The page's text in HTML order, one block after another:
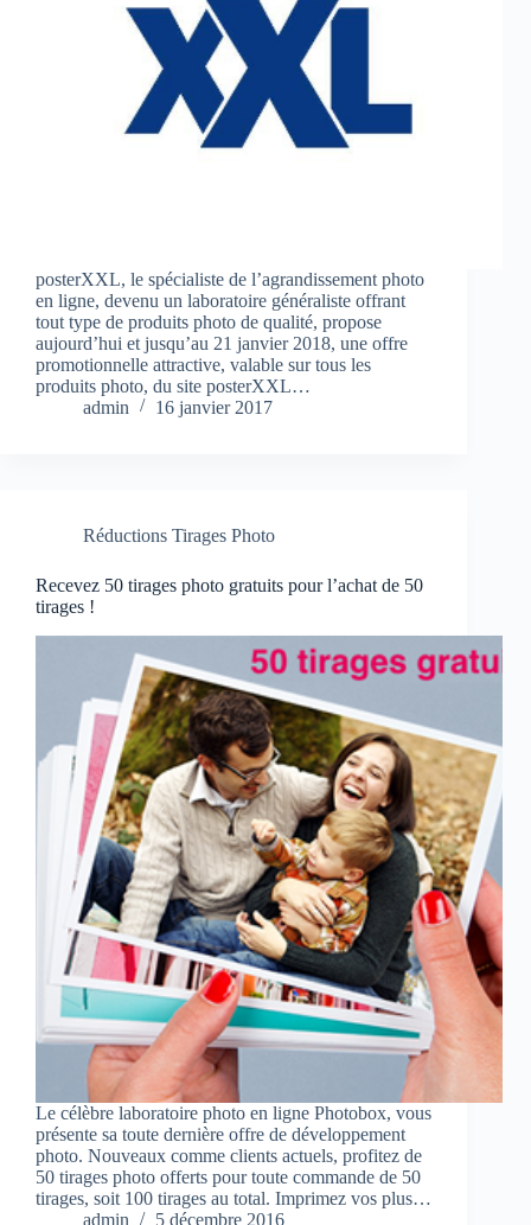
posterXXL, le spécialiste de l’agrandissement photo
en ligne, devenu un laboratoire généraliste offrant
tout type de produits photo de qualité, propose
aujourd’hui et jusqu’au 21 janvier 2018, une offre
promotionnelle attractive, valable sur tous les
produits photo, du site posterXXL…
admin
16 janvier 2017
Réductions Tirages Photo
Recevez 50 tirages photo gratuits pour l’achat de 50
tirages !
Le célèbre laboratoire photo en ligne Photobox, vous
présente sa toute dernière offre de développement
photo. Nouveaux comme clients actuels, profitez de
50 tirages photo offerts pour toute commande de 50
tirages, soit 100 tirages au total. Imprimez vos plus…
admin
5 décembre 2016